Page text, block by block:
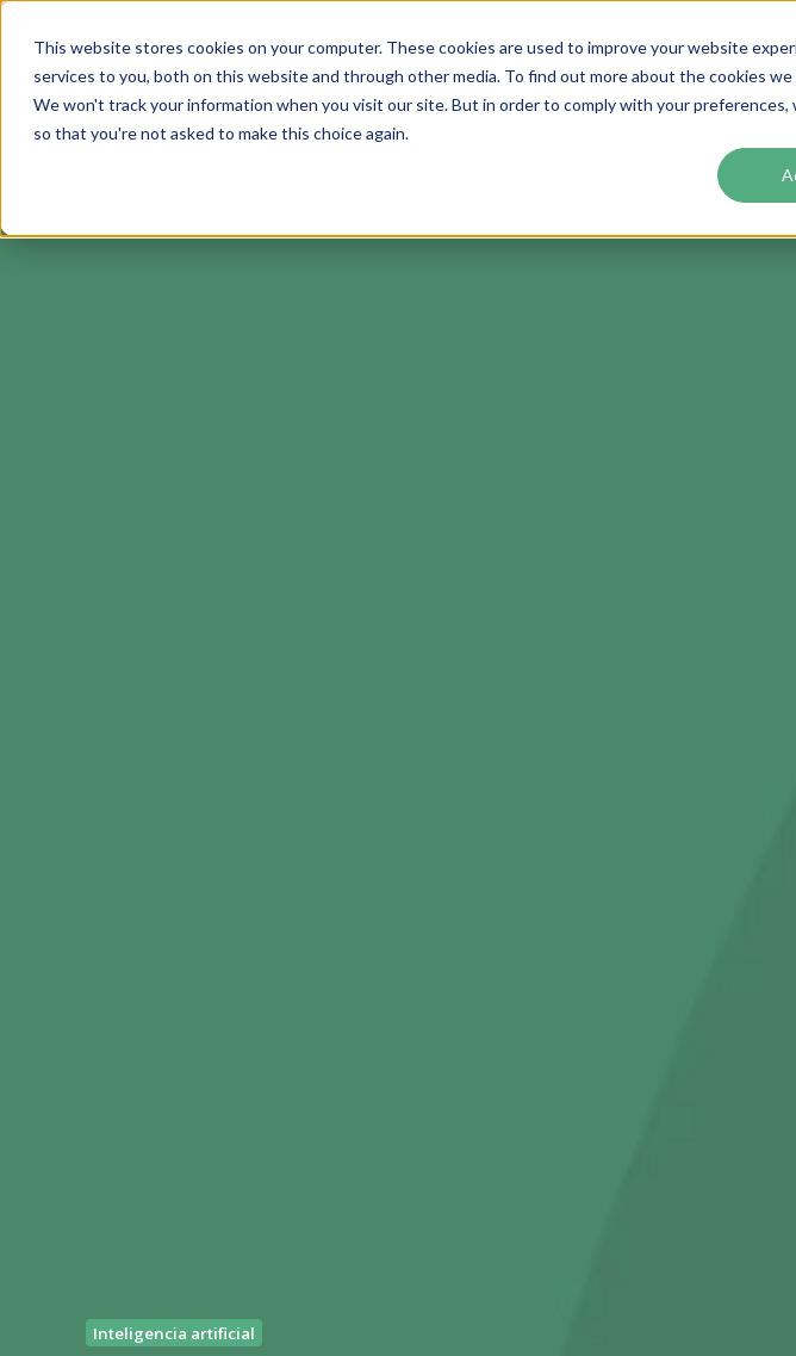
This website stores cookies on your computer. These cookies are used to improve your website
services to you, both on this website and through other media. To find out more about the cookies we
We won't track your information when you visit our site. But in order to comply with your
so that you're not asked to make this choice again.
Soluciones Producto Precios
Inteligencia artificial